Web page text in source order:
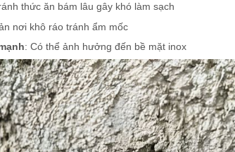
thức ăn bám lâu gây khó làm sạch
nơi khô ráo tránh ẩm mốc
: Có thể ảnh hưởng đến bề mặt inox